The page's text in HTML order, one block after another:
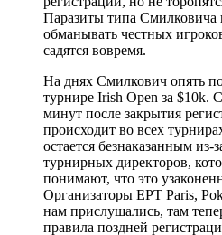
Паразиты типа Смилковича
обманывать честных
садятся вовремя.
На днях Смилкович опять
турнире Irish Open за $10k.
минут после закрытия
происходит во всех
остается безнаказанным из-
турнирных директоров,
понимают, что это
Организаторы EPT Paris,
нам прислушались, там
правила поздней